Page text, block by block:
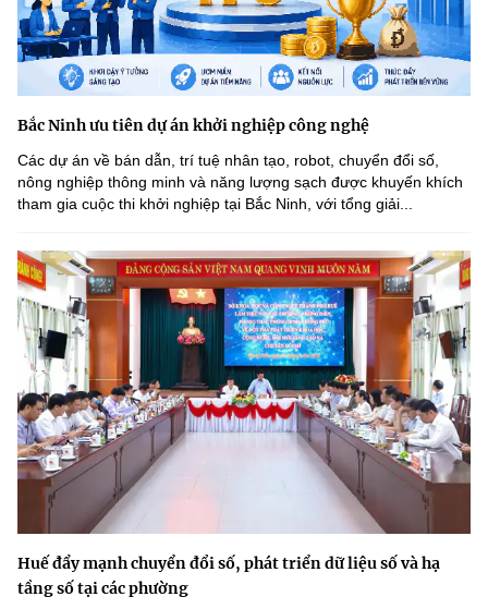
Bắc Ninh ưu tiên dự án khởi nghiệp công nghệ
Các dự án về bán dẫn, trí tuệ nhân tạo, robot, chuyển đổi số,
nông nghiệp thông minh và năng lượng sạch được khuyến khích
tham gia cuộc thi khởi nghiệp tại Bắc Ninh, với tổng giải...
Huế đẩy mạnh chuyển đổi số, phát triển dữ liệu số và hạ
tầng số tại các phường